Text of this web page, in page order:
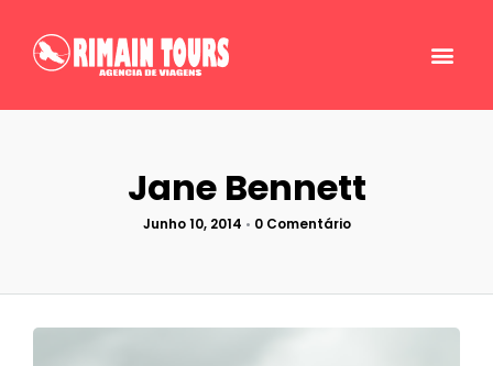
Jane Bennett
Junho 10, 2014 • 0 Comentário